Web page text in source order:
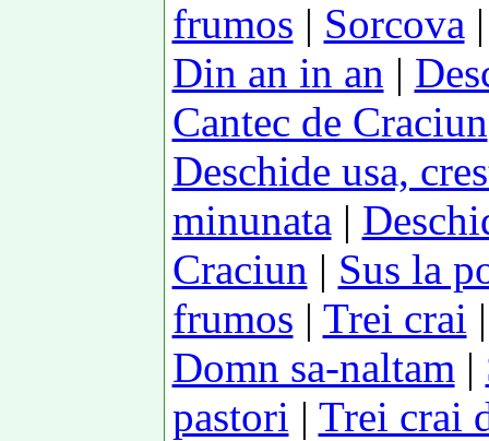
frumos | Sorcova
Din an in an |
Cantec de Craciun
Deschide usa,
minunata |
Craciun | Sus la
frumos | Trei crai
Domn sa-naltam |
pastori | Trei crai